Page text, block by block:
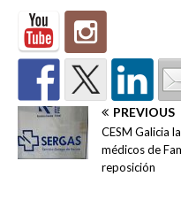
PREVIOUS
CESM Galicia
médicos de
reposición